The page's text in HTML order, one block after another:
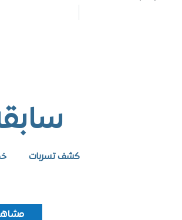
كشف تسربات